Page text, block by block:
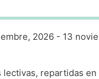
2026 - 13
lectivas, repartidas